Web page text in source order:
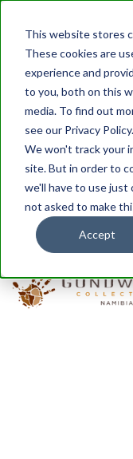
This website stores
These cookies are
experience and
to you, both on this
media. To find out
see our Privacy Policy.
We won't track your
site. But in order to
we'll have to use
not asked to make
Accept